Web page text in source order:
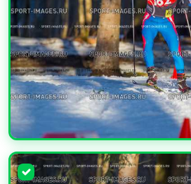
УВЕЛИЧИТЬ